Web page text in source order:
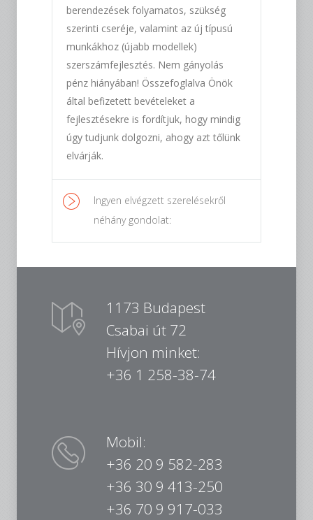
berendezések folyamatos, szükség
szerinti cseréje, valamint az új típusú
munkákhoz (újabb modellek)
szerszámfejlesztés. Nem gányolás
pénz hiányában! Összefoglalva Önök
által befizetett bevételeket a
fejlesztésekre is fordítjuk, hogy mindig
úgy tudjunk dolgozni, ahogy azt tőlünk
elvárják.
Ingyen elvégzett szerelésekről
néhány gondolat:
1173 Budapest
Csabai út 72
Hívjon minket:
+36 1 258-38-74
Mobil:
+36 20 9 582-283
+36 30 9 413-250
+36 70 9 917-033